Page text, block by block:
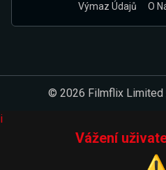
Výmaz Údajů
O
© 2026 Filmflix Limited
i
Vážení